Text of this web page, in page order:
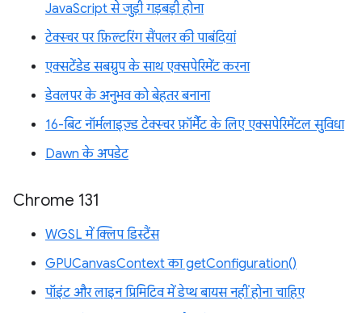
JavaScript से जुड़ी गड़बड़ी होना
टेक्स्चर पर फ़िल्टरिंग सैंपलर की पाबंदियां
एक्सटेंडेड सबग्रुप के साथ एक्सपेरिमेंट करना
डेवलपर के अनुभव को बेहतर बनाना
16-बिट नॉर्मलाइज़्ड टेक्स्चर फ़ॉर्मैट के लिए एक्सपेरिमेंटल सुविधा
Dawn के अपडेट
Chrome 131
WGSL में क्लिप डिस्टैंस
GPUCanvasContext का getConfiguration()
पॉइंट और लाइन प्रिमिटिव में डेप्थ बायस नहीं होना चाहिए